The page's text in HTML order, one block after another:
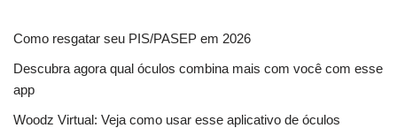
Como resgatar seu PIS/PASEP em 2026
Descubra agora qual óculos combina mais com você com esse
app
Woodz Virtual: Veja como usar esse aplicativo de óculos